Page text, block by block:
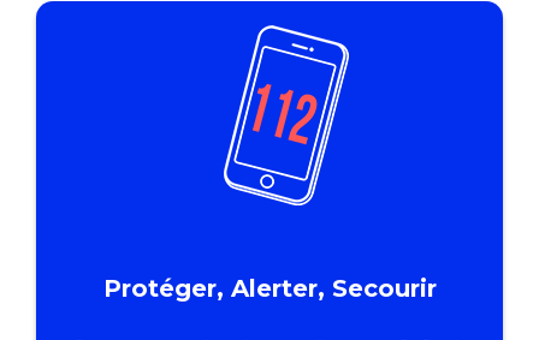
Protéger, Alerter, Secourir